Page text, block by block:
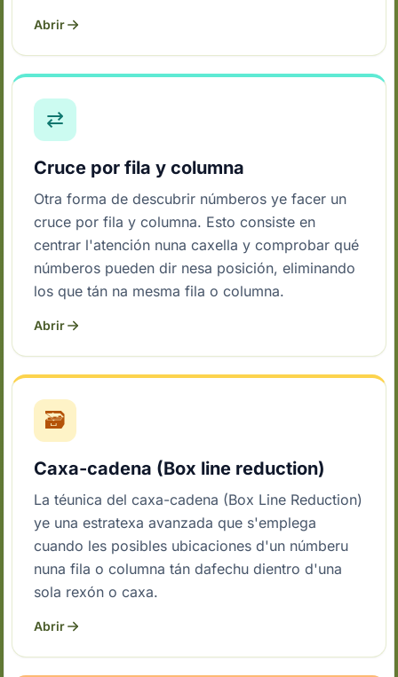
Abrir
⇄
Cruce por fila y columna
Otra forma de descubrir númberos ye facer un
cruce por fila y columna. Esto consiste en
centrar l'atención nuna caxella y comprobar qué
númberos pueden dir nesa posición, eliminando
los que tán na mesma fila o columna.
Abrir
🗃
Caxa-cadena (Box line reduction)
La téunica del caxa-cadena (Box Line Reduction)
ye una estratexa avanzada que s'emplega
cuando les posibles ubicaciones d'un númberu
nuna fila o columna tán dafechu dientro d'una
sola rexón o caxa.
Abrir